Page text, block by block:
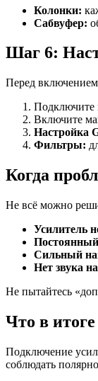
Колонки:
Сабвуфер:
Шаг 6:
Перед
Подключите
Включите
Настройка
Фильтры:
Когда
Не всё можно
Усилитель
Сильный
Нет звука
Не пытайтесь
Что в итоге
Подключение
соблюдать